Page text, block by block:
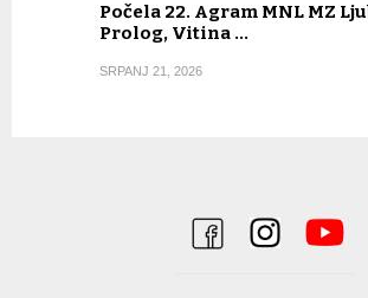
Počela 22. Agram MNL MZ
Prolog, Vitina …
SRPANJ 21, 2026